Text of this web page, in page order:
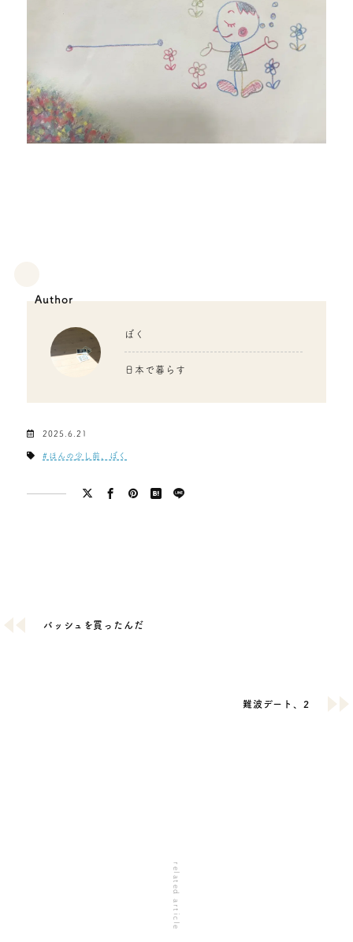
Author
ぼく
日本で暮らす
2025.6.21
ほんの少し前、ぼく
バッシュを買ったんだ
難波デート、2
related article